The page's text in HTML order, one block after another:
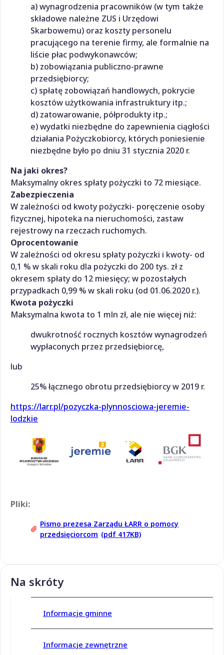
a) wynagrodzenia pracowników (w tym także
składowe należne ZUS i Urzędowi
Skarbowemu) oraz koszty personelu
pracującego na terenie firmy, ale formalnie na
liście płac podwykonawców;
b) zobowiązania publiczno-prawne
przedsiębiorcy;
c) spłatę zobowiązań handlowych, pokrycie
kosztów użytkowania infrastruktury itp.;
d) zatowarowanie, półprodukty itp.;
e) wydatki niezbędne do zapewnienia ciągłości
działania Pożyczkobiorcy, których poniesienie
niezbędne było po dniu 31 stycznia 2020 r.
Na jaki okres?
Maksymalny okres spłaty pożyczki to 72 miesiące.
Zabezpieczenia
W zależności od kwoty pożyczki- poręczenie osoby
fizycznej, hipoteka na nieruchomości, zastaw
rejestrowy na rzeczach ruchomych.
Oprocentowanie
W zależności od okresu spłaty pożyczki i kwoty- od
0,1 % w skali roku dla pożyczki do 200 tys. zł z
okresem spłaty do 12 miesięcy; w pozostałych
przypadkach 0,99 % w skali roku (od 01.06.2020 r.).
Kwota pożyczki
Maksymalna kwota to 1 mln zł, ale nie więcej niż:
dwukrotność rocznych kosztów wynagrodzeń
wypłaconych przez przedsiębiorcę,
lub
25% łącznego obrotu przedsiębiorcy w 2019 r.
https://larr.pl/pozyczka-plynnosciowa-jeremie-
lodzkie
Pliki:
Pismo prezesa Zarządu ŁARR o pomocy
przedsięciorcom (pdf 417KB)
Na skróty
Informacje gminne
Informacje zewnętrzne